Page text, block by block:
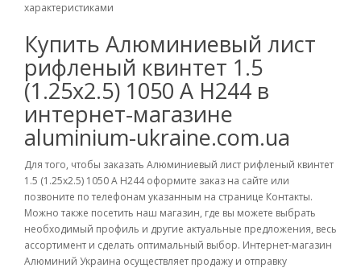
характеристиками
Купить Алюминиевый лист
рифленый квинтет 1.5
(1.25х2.5) 1050 А Н244 в
интернет-магазине
aluminium-ukraine.com.ua
Для того, чтобы заказать Алюминиевый лист рифленый квинтет
1.5 (1.25х2.5) 1050 А Н244 оформите заказ на сайте или
позвоните по телефонам указанным на странице Контакты.
Можно также посетить наш магазин, где вы можете выбрать
необходимый профиль и другие актуальные предложения, весь
ассортимент и сделать оптимальный выбор. Интернет-магазин
Алюминий Украина осуществляет продажу и отправку